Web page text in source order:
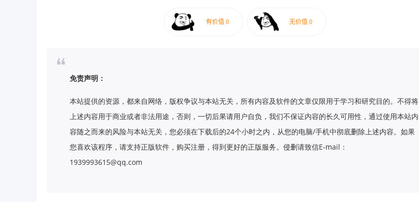
免责声明：
本站提供的资源，都来自网络，版权争议与本站无关，所有内容及软件的文章仅限用于学习和研究目的。不得将
上述内容用于商业或者非法用途，否则，一切后果请用户自负，我们不保证内容的长久可用性，通过使用本站内
容随之而来的风险与本站无关，您必须在下载后的24个小时之内，从您的电脑/手机中彻底删除上述内容。如果
您喜欢该程序，请支持正版软件，购买注册，得到更好的正版服务。侵删请致信E-mail：
1939993615@qq.com